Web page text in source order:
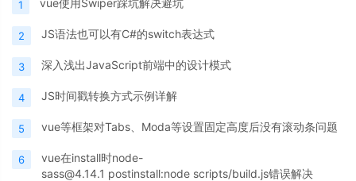
1
2 JS语法也可以有C#的switch表达式
3 深入浅出JavaScript前端中的设计模式
4 JS时间戳转换方式示例详解
5 vue等框架对Tabs、Moda等设置固定高度后没有滚动条问题
6
vue在install时node-
sass@4.14.1 postinstall:node scripts/build.js错误解决